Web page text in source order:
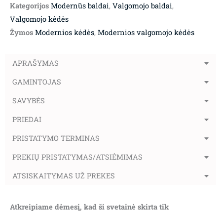
Kategorijos Modernūs baldai, Valgomojo baldai,
Valgomojo kėdės
Žymos Modernios kėdės, Modernios valgomojo kėdės
APRAŠYMAS
GAMINTOJAS
SAVYBĖS
PRIEDAI
PRISTATYMO TERMINAS
PREKIŲ PRISTATYMAS/ATSIĖMIMAS
ATSISKAITYMAS UŽ PREKES
Atkreipiame dėmesį, kad ši svetainė skirta tik